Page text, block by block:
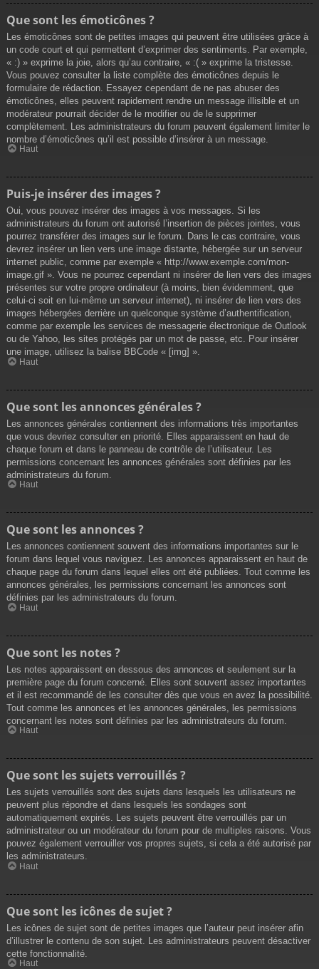
Que sont les émoticônes ?
Les émoticônes sont de petites images qui peuvent être utilisées grâce à
un code court et qui permettent d’exprimer des sentiments. Par exemple,
« :) » exprime la joie, alors qu’au contraire, « :( » exprime la tristesse.
Vous pouvez consulter la liste complète des émoticônes depuis le
formulaire de rédaction. Essayez cependant de ne pas abuser des
émoticônes, elles peuvent rapidement rendre un message illisible et un
modérateur pourrait décider de le modifier ou de le supprimer
complètement. Les administrateurs du forum peuvent également limiter le
nombre d’émoticônes qu’il est possible d’insérer à un message.
Haut
Puis-je insérer des images ?
Oui, vous pouvez insérer des images à vos messages. Si les
administrateurs du forum ont autorisé l’insertion de pièces jointes, vous
pourrez transférer des images sur le forum. Dans le cas contraire, vous
devrez insérer un lien vers une image distante, hébergée sur un serveur
internet public, comme par exemple « http://www.exemple.com/mon-
image.gif ». Vous ne pourrez cependant ni insérer de lien vers des images
présentes sur votre propre ordinateur (à moins, bien évidemment, que
celui-ci soit en lui-même un serveur internet), ni insérer de lien vers des
images hébergées derrière un quelconque système d’authentification,
comme par exemple les services de messagerie électronique de Outlook
ou de Yahoo, les sites protégés par un mot de passe, etc. Pour insérer
une image, utilisez la balise BBCode « [img] ».
Haut
Que sont les annonces générales ?
Les annonces générales contiennent des informations très importantes
que vous devriez consulter en priorité. Elles apparaissent en haut de
chaque forum et dans le panneau de contrôle de l’utilisateur. Les
permissions concernant les annonces générales sont définies par les
administrateurs du forum.
Haut
Que sont les annonces ?
Les annonces contiennent souvent des informations importantes sur le
forum dans lequel vous naviguez. Les annonces apparaissent en haut de
chaque page du forum dans lequel elles ont été publiées. Tout comme les
annonces générales, les permissions concernant les annonces sont
définies par les administrateurs du forum.
Haut
Que sont les notes ?
Les notes apparaissent en dessous des annonces et seulement sur la
première page du forum concerné. Elles sont souvent assez importantes
et il est recommandé de les consulter dès que vous en avez la possibilité.
Tout comme les annonces et les annonces générales, les permissions
concernant les notes sont définies par les administrateurs du forum.
Haut
Que sont les sujets verrouillés ?
Les sujets verrouillés sont des sujets dans lesquels les utilisateurs ne
peuvent plus répondre et dans lesquels les sondages sont
automatiquement expirés. Les sujets peuvent être verrouillés par un
administrateur ou un modérateur du forum pour de multiples raisons. Vous
pouvez également verrouiller vos propres sujets, si cela a été autorisé par
les administrateurs.
Haut
Que sont les icônes de sujet ?
Les icônes de sujet sont de petites images que l’auteur peut insérer afin
d’illustrer le contenu de son sujet. Les administrateurs peuvent désactiver
cette fonctionnalité.
Haut